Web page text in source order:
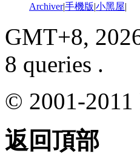
Archiver|手機版|小黑屋|
GMT+8,
8 queries .
© 2001-2011
返回頂部